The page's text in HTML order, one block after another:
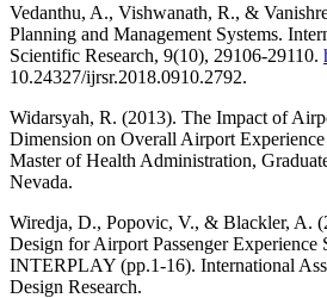
Vedanthu, A., Vishwanath, R., &
Planning and Management Systems.
Scientific Research, 9(10), 29106-29110.
10.24327/ijrsr.2018.0910.2792.
Widarsyah, R. (2013). The Impact of
Dimension on Overall Airport Experience
Master of Health Administration,
Nevada.
Wiredja, D., Popovic, V., & Blackler, A.
Design for Airport Passenger
INTERPLAY (pp.1-16). International
Design Research.